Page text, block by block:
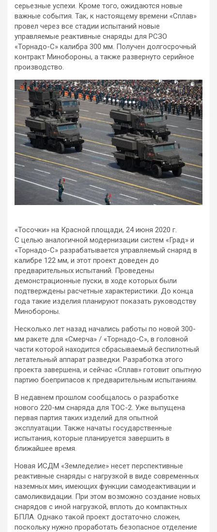
серьезные успехи. Кроме того, ожидаются новые
важные события. Так, к настоящему времени «Сплав»
провел через все стадии испытаний новые
управляемые реактивные снаряды для РСЗО
«Торнадо-С» калибра 300 мм. Получен долгосрочный
контракт Минобороны, а также развернуто серийное
производство.
«Тосочки» на Красной площади, 24 июня 2020 г.
С целью аналогичной модернизации систем «Град» и
«Торнадо-С» разрабатывается управляемый снаряд в
калибре 122 мм, и этот проект доведен до
предварительных испытаний. Проведены
демонстрационные пуски, в ходе которых были
подтверждены расчетные характеристики. До конца
года такие изделия планируют показать руководству
Минобороны.
Несколько лет назад начались работы по новой 300-
мм ракете для «Смерча» / «Торнадо-С», в головной
части которой находится сбрасываемый беспилотный
летательный аппарат разведки. Разработка этого
проекта завершена, и сейчас «Сплав» готовит опытную
партию боеприпасов к предварительным испытаниям.
В недавнем прошлом сообщалось о разработке
нового 220-мм снаряда для ТОС-2. Уже выпущена
первая партия таких изделий для опытной
эксплуатации. Также начаты государственные
испытания, которые планируется завершить в
ближайшее время.
Новая ИСДМ «Земледелие» несет перспективные
реактивные снаряды с нагрузкой в виде современных
наземных мин, имеющих функции самодеактивации и
самоликвидации. При этом возможно создание новых
снарядов с иной нагрузкой, вплоть до компактных
БПЛА. Однако такой проект достаточно сложен,
поскольку нужно проработать безопасное отделение